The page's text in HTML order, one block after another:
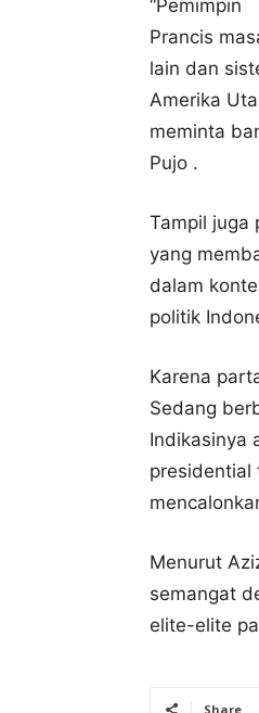
“Pemimpin
Prancis
lain dan
Amerika
meminta
Pujo .
Tampil juga
yang
dalam
politik
Karena
Sedang
Indikasinya
presidential
Menurut
semangat
elite-elite
Share